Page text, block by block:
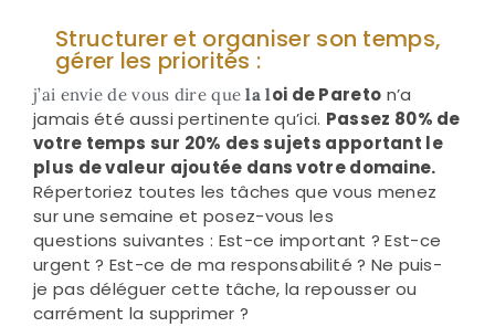
Structurer et organiser son temps,
gérer les priorités :
j’ai envie de vous dire quela loi de Pareto n’a
jamais été aussi pertinente qu’ici. Passez 80% de
votre temps sur 20% des sujets apportant le
plus de valeur ajoutée dans votre domaine.
Répertoriez toutes les tâches que vous menez
sur une semaine et posez-vous les
questionssuivantes : Est-ce important ? Est-ce
urgent ? Est-ce de ma responsabilité ? Ne puis-
je pas déléguer cette tâche, la repousser ou
carrément la supprimer ?